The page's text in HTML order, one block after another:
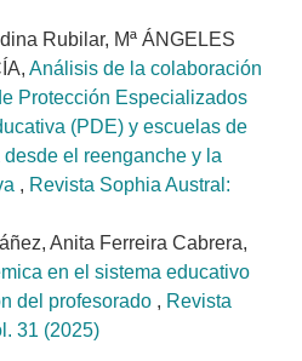
Rubilar, Mª ÁNGELES
Análisis de la colaboración
Protección Especializados
(PDE) y escuelas de
el reenganche y la
, Revista Sophia Austral:
Anita Ferreira Cabrera,
en el sistema educativo
del profesorado , Revista
31 (2025)